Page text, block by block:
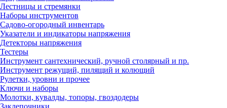
Лестницы и стремянки
Наборы инструментов
Садово-огородный инвентарь
Указатели и индикаторы напряжения
Детекторы напряжения
Тестеры
Инструмент сантехнический, ручной столярный и пр.
Инструмент режущий, пилящий и колющий
Рулетки, уровни и прочее
Ключи и наборы
Молотки, кувалды, топоры, гвоздодеры
Заклепочники